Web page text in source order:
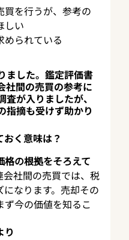
買を行うが、参考の
しい
められている
ました。鑑定評価書
社間の売買の参考に
が入りましたが、
指摘も受けず助かり
く意味は？
の根拠をそろえて
会社間の売買では、税
なります。売却その
今の価値を知るこ
り